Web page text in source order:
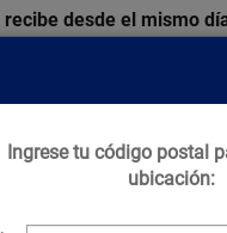
recibe desde el mismo
Tips que
Ingrese tu código postal
ubicación: